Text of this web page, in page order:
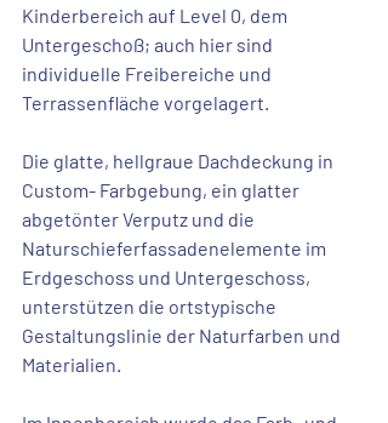
Kinderbereich auf Level 0, dem
Untergeschoß; auch hier sind
individuelle Freibereiche und
Terrassenfläche vorgelagert.
Die glatte, hellgraue Dachdeckung in
Custom- Farbgebung, ein glatter
abgetönter Verputz und die
Naturschieferfassadenelemente im
Erdgeschoss und Untergeschoss,
unterstützen die ortstypische
Gestaltungslinie der Naturfarben und
Materialien.